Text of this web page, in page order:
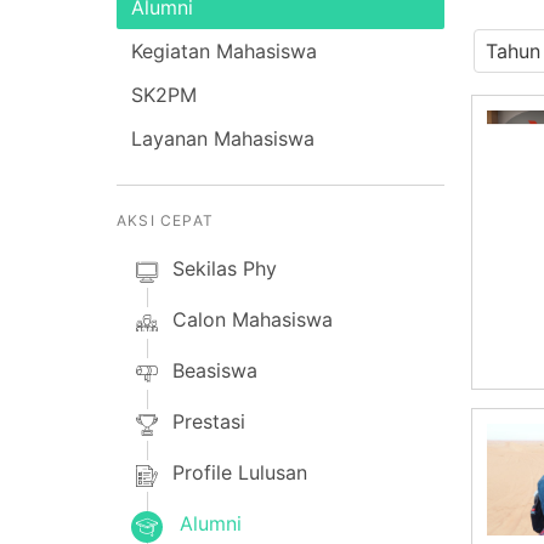
Alumni
Kegiatan Mahasiswa
SK2PM
Layanan Mahasiswa
AKSI CEPAT
Sekilas Phy
Calon Mahasiswa
Beasiswa
Prestasi
Profile Lulusan
Alumni